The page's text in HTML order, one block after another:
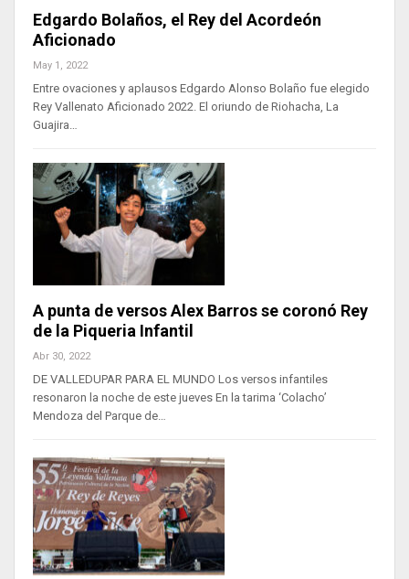
Edgardo Bolaños, el Rey del Acordeón
Aficionado
May 1, 2022
Entre ovaciones y aplausos Edgardo Alonso Bolaño fue elegido
Rey Vallenato Aficionado 2022. El oriundo de Riohacha, La
Guajira…
A punta de versos Alex Barros se coronó Rey
de la Piqueria Infantil
Abr 30, 2022
DE VALLEDUPAR PARA EL MUNDO Los versos infantiles
resonaron la noche de este jueves En la tarima ‘Colacho’
Mendoza del Parque de…